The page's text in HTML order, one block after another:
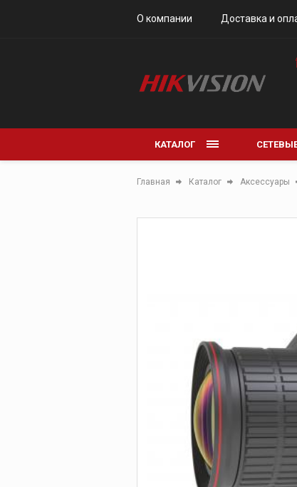
О компании Доставка и
КАТАЛОГ
Главная Каталог Аксессуары